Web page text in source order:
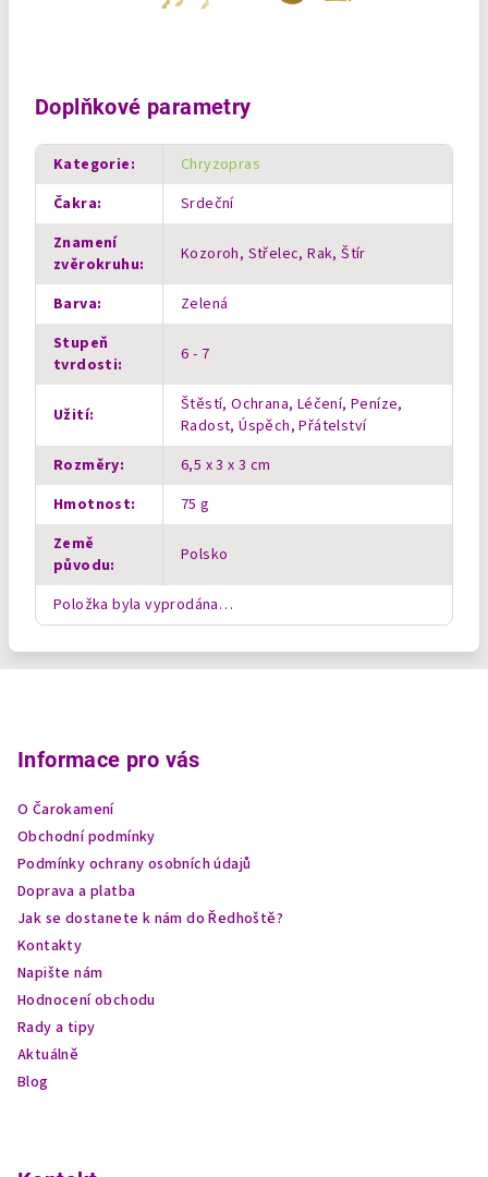
Doplňkové parametry
Kategorie:
Chryzopras
Čakra:
Srdeční
Znamení
zvěrokruhu: Kozoroh, Střelec, Rak, Štír
Barva:
Zelená
Stupeň
tvrdosti: 6 - 7
Užití:
Štěstí, Ochrana, Léčení, Peníze,
Radost, Úspěch, Přátelství
Rozměry:
6,5 x 3 x 3 cm
Hmotnost:
75 g
Země
původu: Polsko
Položka byla vyprodána…
Informace pro vás
O Čarokamení
Obchodní podmínky
Podmínky ochrany osobních údajů
Doprava a platba
Jak se dostanete k nám do Ředhoště?
Kontakty
Napište nám
Hodnocení obchodu
Rady a tipy
Aktuálně
Blog